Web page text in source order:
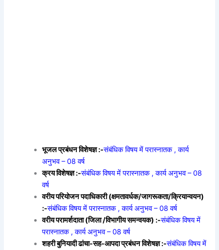
भूजल प्रबंधन विशेषज्ञ :-संबंधिक विषय में परास्नातक , कार्य
अनुभव – 08 वर्ष
क्रय विशेषज्ञ :-संबंधिक विषय में परास्नातक , कार्य अनुभव – 08
वर्ष
वरीय परियोजन पदाधिकारी (क्षमतावर्धक/जागरूकता/क्रियान्वयन)
:-संबंधिक विषय में परास्नातक , कार्य अनुभव – 08 वर्ष
वरीय परामर्शदाता (जिला /विभागीय समन्वयक) :-संबंधिक विषय में
परास्नातक , कार्य अनुभव – 08 वर्ष
शहरी बुनियादी ढांचा-सह-आपदा प्रबंधन विशेषज्ञ :-संबंधिक विषय में